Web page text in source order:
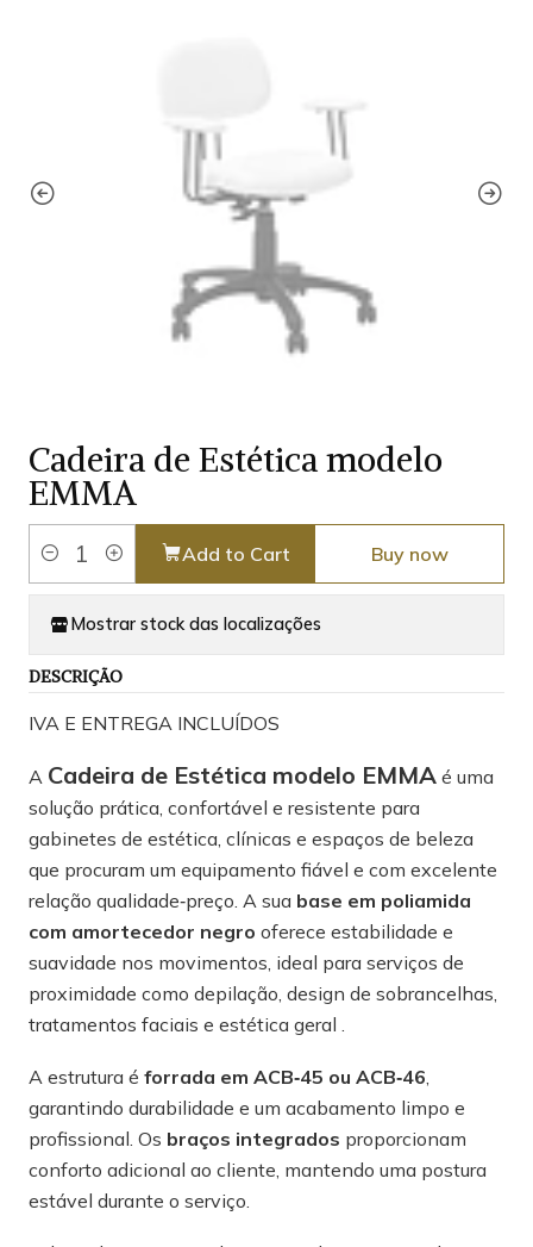
Cadeira de Estética modelo
EMMA
Quantity
Add to Cart Buy now
Mostrar stock das localizações
DESCRIÇÃO
IVA E ENTREGA INCLUÍDOS
A Cadeira de Estética modelo EMMA é uma
solução prática, confortável e resistente para
gabinetes de estética, clínicas e espaços de beleza
que procuram um equipamento fiável e com excelente
relação qualidade‑preço. A sua base em poliamida
com amortecedor negro oferece estabilidade e
suavidade nos movimentos, ideal para serviços de
proximidade como depilação, design de sobrancelhas,
tratamentos faciais e estética geral .
A estrutura é forrada em ACB‑45 ou ACB‑46
garantindo durabilidade e um acabamento limpo e
profissional. Os braços integrados proporcionam
conforto adicional ao cliente, mantendo uma postura
estável durante o serviço.